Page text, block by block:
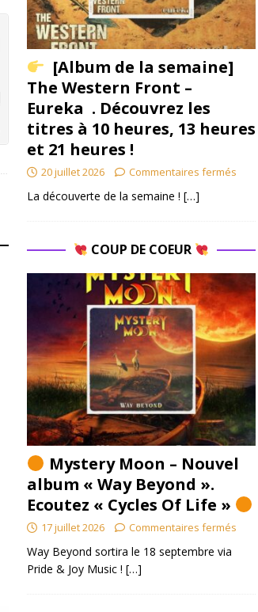
[Album de la semaine]
The Western Front –
Eureka . Découvrez les
titres à 10 heures, 13 heures
et 21 heures !
20 juillet 2026 Commentaires fermés
La découverte de la semaine ! […]
COUP DE COEUR
Mystery Moon – Nouvel
album « Way Beyond ».
Ecoutez « Cycles Of Life »
17 juillet 2026 Commentaires fermés
Way Beyond sortira le 18 septembre via
Pride & Joy Music ! […]